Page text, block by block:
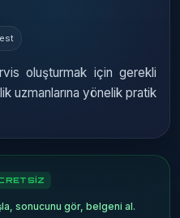
oluşturmak için gerekli
uzmanlarına yönelik pratik
sonucunu gör, belgeni al.